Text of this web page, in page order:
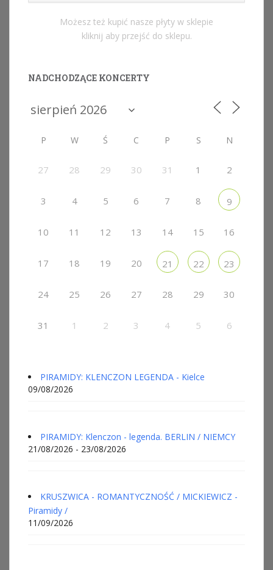
Możesz też kupić nasze płyty w sklepie
kliknij aby przejść do sklepu.
NADCHODZĄCE KONCERTY
P W Ś C P S N
27 28 29 30 31 1 2
3 4 5 6 7 8 9
10 11 12 13 14 15 16
17 18 19 20 21 22 23
24 25 26 27 28 29 30
31 1 2 3 4 5 6
PIRAMIDY: KLENCZON LEGENDA - Kielce
09/08/2026
PIRAMIDY: Klenczon - legenda. BERLIN / NIEMCY
21/08/2026 - 23/08/2026
KRUSZWICA - ROMANTYCZNOŚĆ / MICKIEWICZ -
Piramidy /
11/09/2026